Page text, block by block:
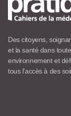
Des citoyens,
et la santé dans
environnement et
tous l’accès à des